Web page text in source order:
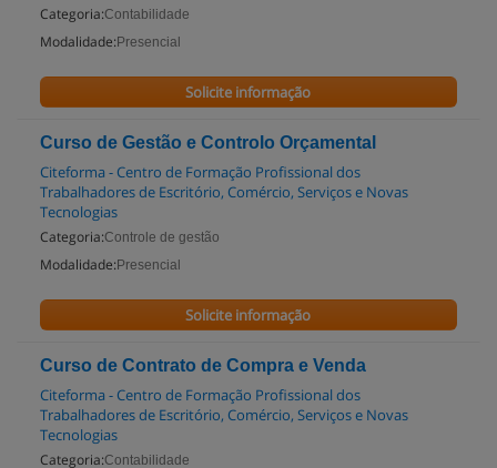
Categoria:Contabilidade
Modalidade: Presencial
Solicite informação
Curso de Gestão e Controlo Orçamental
Citeforma - Centro de Formação Profissional dos
Trabalhadores de Escritório, Comércio, Serviços e Novas
Tecnologias
Categoria:Controle de gestão
Modalidade: Presencial
Solicite informação
Curso de Contrato de Compra e Venda
Citeforma - Centro de Formação Profissional dos
Trabalhadores de Escritório, Comércio, Serviços e Novas
Tecnologias
Categoria:Contabilidade